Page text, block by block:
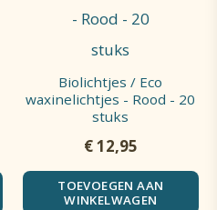
Biolichtjes / Eco
waxinelichtjes - Rood - 20
stuks
€12,95
TOEVOEGEN AAN
WINKELWAGEN